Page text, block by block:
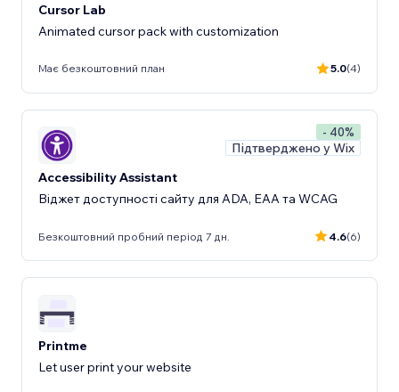
Cursor Lab
Animated cursor pack with customization
Має безкоштовний план 5.0(4)
- 40%
Підтверджено у Wix
Accessibility Assistant
Віджет доступності сайту для ADA, EAA та WCAG
Безкоштовний пробний період 7 дн. 4.6(6)
Printme
Let user print your website